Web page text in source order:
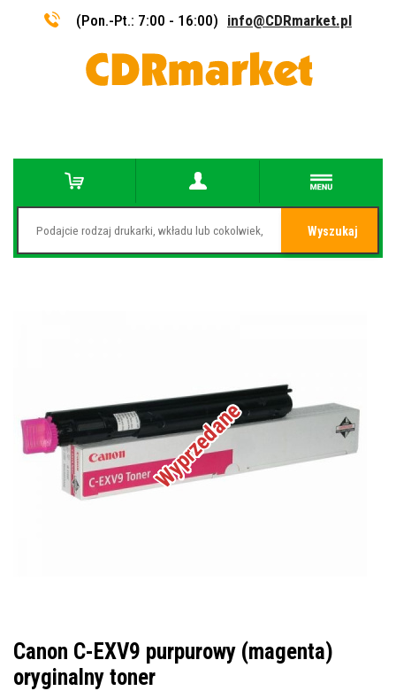
(Pon.-Pt.: 7:00 - 16:00) info@CDRmarket.pl
Wyszukaj
Wyprzedane
Canon C-EXV9 purpurowy (magenta)
oryginalny toner